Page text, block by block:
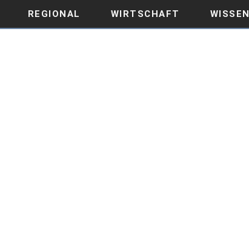
REGIONAL WIRTSCHAFT WISSEN